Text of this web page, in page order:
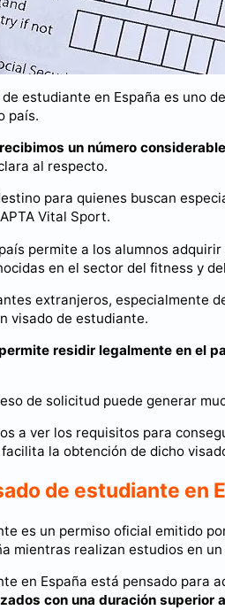
estudiante en España es uno
país.
recibimos un número
al respecto.
para quienes buscan
Vital Sport.
permite a los alumnos
en el sector del fitness y
extranjeros, especialmente
visado de estudiante.
permite residir legalmente en el
de solicitud puede generar
a ver los requisitos para
la obtención de dicho
de estudiante en
es un permiso oficial emitido
mientras realizan estudios en
en España está pensado para
con una duración superior